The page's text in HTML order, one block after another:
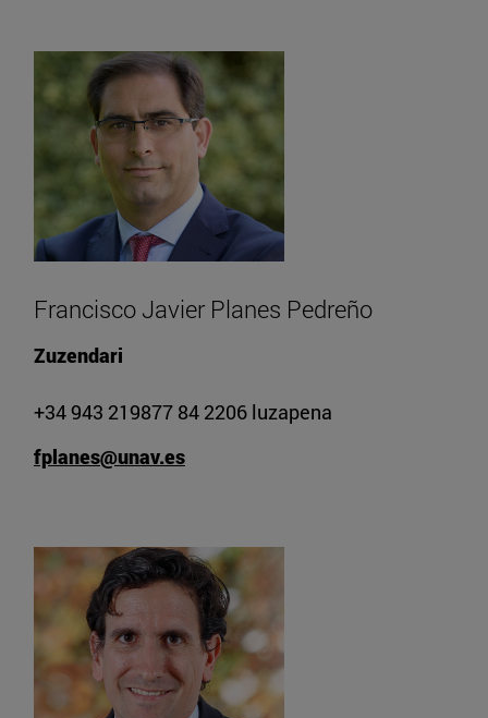
Francisco Javier Planes Pedreño
Zuzendari
+34 943 219877 84 2206 luzapena
fplanes@unav.es